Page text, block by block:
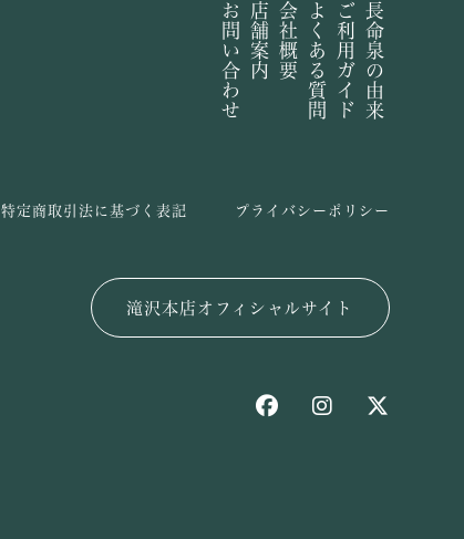
長命泉の由来
ご利用ガイド
よくある質問
会社概要
店舗案内
お問い合わせ
滝沢本店オフィシャルサイト
特定商取引法に基づく表記 プライバシーポリシー